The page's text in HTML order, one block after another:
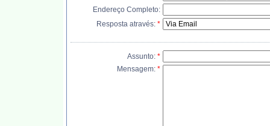
Endereço Completo:
Resposta através: *
Assunto: *
Mensagem: *